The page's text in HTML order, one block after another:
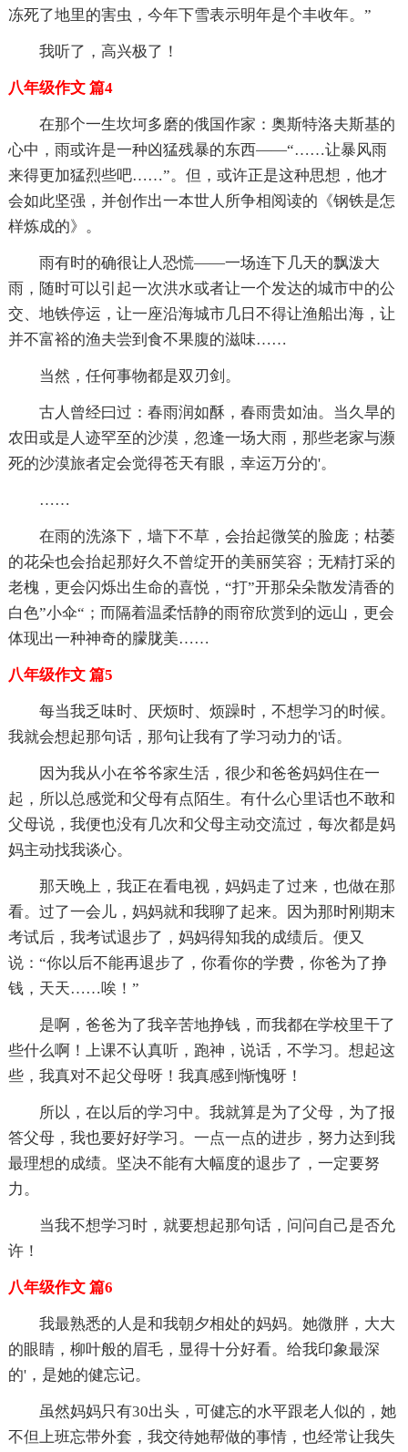
冻死了地里的害虫，今年下雪表示明年是个丰收年。”
我听了，高兴极了！
八年级作文 篇4
在那个一生坎坷多磨的俄国作家：奥斯特洛夫斯基的
心中，雨或许是一种凶猛残暴的东西――“……让暴风雨
来得更加猛烈些吧……”。但，或许正是这种思想，他才
会如此坚强，并创作出一本世人所争相阅读的《钢铁是怎
样炼成的》。
雨有时的确很让人恐慌――一场连下几天的飘泼大
雨，随时可以引起一次洪水或者让一个发达的城市中的公
交、地铁停运，让一座沿海城市几日不得让渔船出海，让
并不富裕的渔夫尝到食不果腹的滋味……
当然，任何事物都是双刃剑。
古人曾经曰过：春雨润如酥，春雨贵如油。当久旱的
农田或是人迹罕至的沙漠，忽逢一场大雨，那些老家与濒
死的沙漠旅者定会觉得苍天有眼，幸运万分的'。
……
在雨的洗涤下，墙下不草，会抬起微笑的脸庞；枯萎
的花朵也会抬起那好久不曾绽开的美丽笑容；无精打采的
老槐，更会闪烁出生命的喜悦，“打”开那朵朵散发清香的
白色”小伞“；而隔着温柔恬静的雨帘欣赏到的远山，更会
体现出一种神奇的朦胧美……
八年级作文 篇5
每当我乏味时、厌烦时、烦躁时，不想学习的时候。
我就会想起那句话，那句让我有了学习动力的'话。
因为我从小在爷爷家生活，很少和爸爸妈妈住在一
起，所以总感觉和父母有点陌生。有什么心里话也不敢和
父母说，我便也没有几次和父母主动交流过，每次都是妈
妈主动找我谈心。
那天晚上，我正在看电视，妈妈走了过来，也做在那
看。过了一会儿，妈妈就和我聊了起来。因为那时刚期末
考试后，我考试退步了，妈妈得知我的成绩后。便又
说：“你以后不能再退步了，你看你的学费，你爸为了挣
钱，天天……唉！”
是啊，爸爸为了我辛苦地挣钱，而我都在学校里干了
些什么啊！上课不认真听，跑神，说话，不学习。想起这
些，我真对不起父母呀！我真感到惭愧呀！
所以，在以后的学习中。我就算是为了父母，为了报
答父母，我也要好好学习。一点一点的进步，努力达到我
最理想的成绩。坚决不能有大幅度的退步了，一定要努
力。
当我不想学习时，就要想起那句话，问问自己是否允
许！
八年级作文 篇6
我最熟悉的人是和我朝夕相处的妈妈。她微胖，大大
的眼睛，柳叶般的眉毛，显得十分好看。给我印象最深
的'，是她的健忘记。
虽然妈妈只有30出头，可健忘的水平跟老人似的，她
不但上班忘带外套，我交待她帮做的事情，也经常让我失